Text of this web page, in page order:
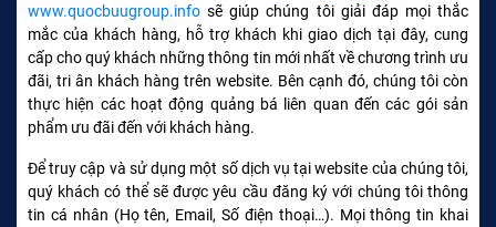
www.quocbuugroup.info sẽ giúp chúng tôi giải đáp mọi thắc
mắc của khách hàng, hỗ trợ khách khi giao dịch tại đây, cung
cấp cho quý khách những thông tin mới nhất về chương trình ưu
đãi, tri ân khách hàng trên website. Bên cạnh đó, chúng tôi còn
thực hiện các hoạt động quảng bá liên quan đến các gói sản
phẩm ưu đãi đến với khách hàng.
Để truy cập và sử dụng một số dịch vụ tại website của chúng tôi,
quý khách có thể sẽ được yêu cầu đăng ký với chúng tôi thông
tin cá nhân (Họ tên, Email, Số điện thoại…). Mọi thông tin khai